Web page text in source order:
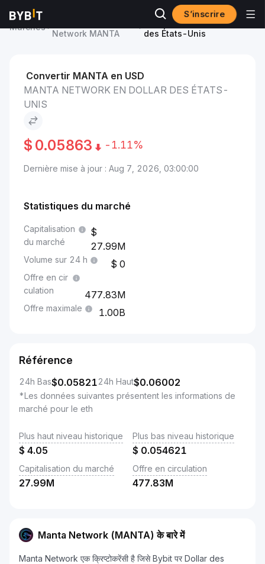
S’inscrire
Marchés
Network MANTA
Manta Network to Dollar
des États-Unis
Convertir MANTA en USD
MANTA NETWORK EN DOLLAR DES ÉTATS-
UNIS
$ 0.05863 -1.11%
Dernière mise à jour : Aug 7, 2026, 03:00:00
Statistiques du marché
Capitalisation
du marché
27.99M
Volume sur 24 h 0
Offre en cir
culation
477.83M
Offre maximale 1.00B
Référence
24h Bas$0.0582124h Haut$0.06002
*Les données suivantes présentent les informations de
marché pour le eth
Plus haut niveau historique
$ 4.05
Plus bas niveau historique
$ 0.054621
Capitalisation du marché
27.99M
Offre en circulation
477.83M
Manta Network (MANTA) के बारे में
Manta Network एक क्रिप्टोकरेंसी है जिसे Bybit पर Dollar des